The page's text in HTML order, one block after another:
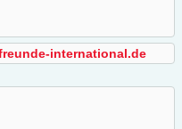
international.de